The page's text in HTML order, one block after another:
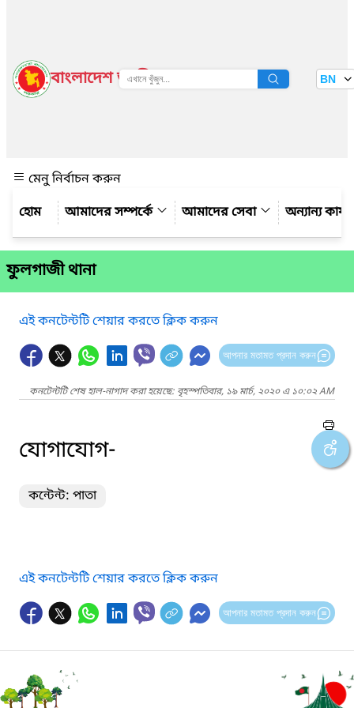
বাংলাদেশ জাতীয় তথ্য বাতায়ন BN
মেনু নির্বাচন করুন
আমাদের সম্পর্কে
আমাদের সেবা অন্যান্য
ফুলগাজী থানা
এই কনটেন্টটি শেয়ার করতে ক্লিক করুন
আপনার মতামত প্রদান করুন
কনটেন্টটি শেষ হাল-নাগাদ করা হয়েছে: বৃহস্পতিবার, ১৯ মার্চ, ২০২০ এ ১০:০২ AM
যোগাযোগ-
কন্টেন্ট: পাতা
এই কনটেন্টটি শেয়ার করতে ক্লিক করুন
আপনার মতামত প্রদান করুন